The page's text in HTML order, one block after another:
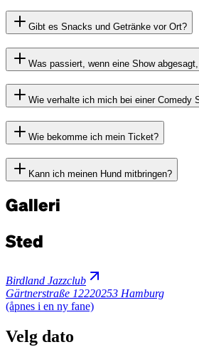
Gibt es Snacks und Getränke vor Ort?
Was passiert, wenn eine Show
Wie verhalte ich mich bei einer Comedy
Wie bekomme ich mein Ticket?
Kann ich meinen Hund mitbringen?
Galleri
Sted
Birdland Jazzclub
Gärtnerstraße 12220253 Hamburg
(åpnes i en ny fane)
Velg dato